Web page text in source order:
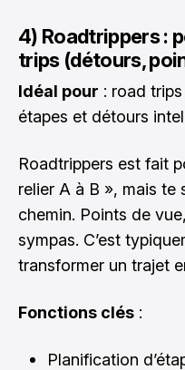
4) Roadtrippers :
trips (détours,
Idéal pour : road
étapes et détours
Roadtrippers est fait
relier A à B », mais te
chemin. Points de
sympas. C’est
transformer un trajet
Fonctions clés :
Planification